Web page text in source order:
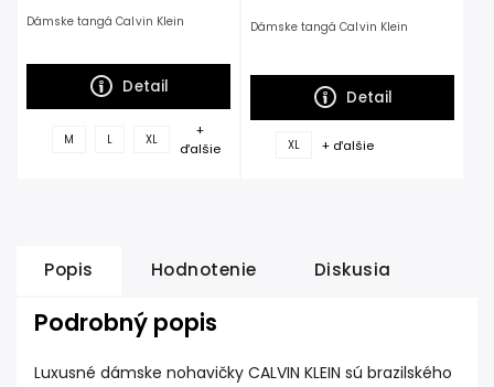
Detail
Dámske tangá Calvin Klein
M L XL
+
ďalšie
Detail
Dámske tangá Calvin Klein
XL + ďalšie
Popis Hodnotenie Diskusia
Podrobný popis
Luxusné dámske nohavičky CALVIN KLEIN sú brazilského